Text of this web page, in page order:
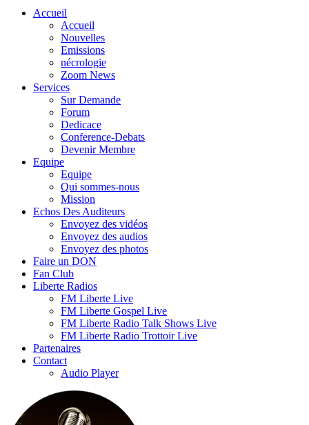
Accueil
Accueil
Nouvelles
Emissions
nécrologie
Zoom News
Services
Sur Demande
Forum
Dedicace
Conference-Debats
Devenir Membre
Equipe
Equipe
Qui sommes-nous
Mission
Echos Des Auditeurs
Envoyez des vidéos
Envoyez des audios
Envoyez des photos
Faire un DON
Fan Club
Liberte Radios
FM Liberte Live
FM Liberte Gospel Live
FM Liberte Radio Talk Shows Live
FM Liberte Radio Trottoir Live
Partenaires
Contact
Audio Player